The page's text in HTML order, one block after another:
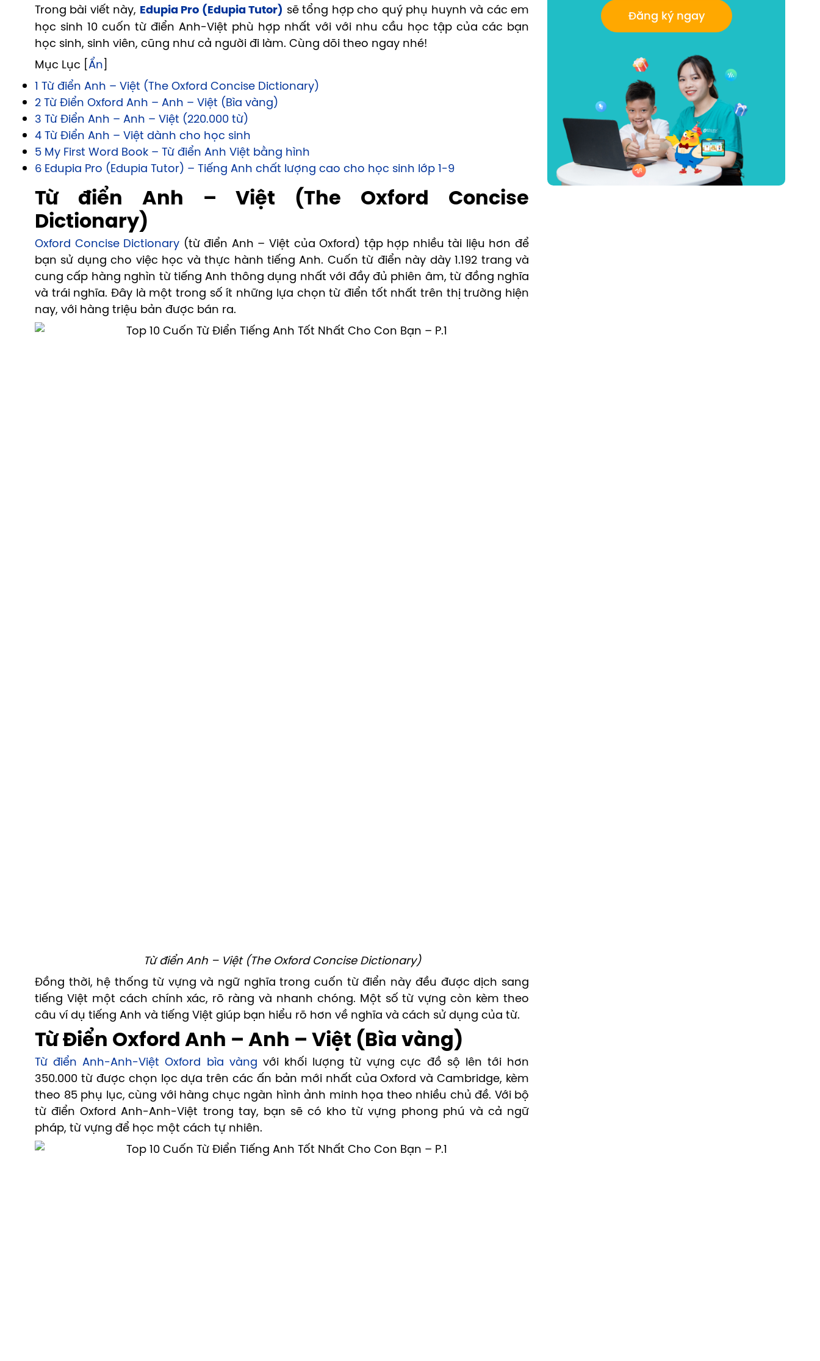
Trong bài viết này, Edupia Pro (Edupia Tutor) sẽ tổng hợp cho quý phụ huynh và các em
học sinh 10 cuốn từ điển Anh-Việt phù hợp nhất với với nhu cầu học tập của các bạn
học sinh, sinh viên, cũng như cả người đi làm. Cùng dõi theo ngay nhé!
Mục Lục [Ẩn]
1 Từ điển Anh – Việt (The Oxford Concise Dictionary)
2 Từ Điển Oxford Anh – Anh – Việt (Bìa vàng)
3 Từ Điển Anh – Anh – Việt (220.000 từ)
4 Từ Điển Anh – Việt dành cho học sinh
5 My First Word Book – Từ điển Anh Việt bằng hình
6 Edupia Pro (Edupia Tutor) – Tiếng Anh chất lượng cao cho học sinh lớp 1-9
Từ điển Anh – Việt (The Oxford Concise
Dictionary)
Oxford Concise Dictionary (từ điển Anh – Việt của Oxford) tập hợp nhiều tài liệu hơn để
bạn sử dụng cho việc học và thực hành tiếng Anh. Cuốn từ điển này dày 1.192 trang và
cung cấp hàng nghìn từ tiếng Anh thông dụng nhất với đầy đủ phiên âm, từ đồng nghĩa
và trái nghĩa. Đây là một trong số ít những lựa chọn từ điển tốt nhất trên thị trường hiện
nay, với hàng triệu bản được bán ra.
Từ điển Anh – Việt (The Oxford Concise Dictionary)
Đồng thời, hệ thống từ vựng và ngữ nghĩa trong cuốn từ điển này đều được dịch sang
tiếng Việt một cách chính xác, rõ ràng và nhanh chóng. Một số từ vựng còn kèm theo
câu ví dụ tiếng Anh và tiếng Việt giúp bạn hiểu rõ hơn về nghĩa và cách sử dụng của từ.
Từ Điển Oxford Anh – Anh – Việt (Bìa vàng)
Từ điển Anh-Anh-Việt Oxford bìa vàng với khối lượng từ vựng cực đồ sộ lên tới hơn
350.000 từ được chọn lọc dựa trên các ấn bản mới nhất của Oxford và Cambridge, kèm
theo 85 phụ lục, cùng với hàng chục ngàn hình ảnh minh họa theo nhiều chủ đề. Với bộ
từ điển Oxford Anh-Anh-Việt trong tay, bạn sẽ có kho từ vựng phong phú và cả ngữ
pháp, từ vựng để học một cách tự nhiên.
Đăng ký ngay